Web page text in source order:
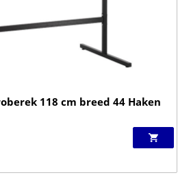
118 cm breed 44 Haken